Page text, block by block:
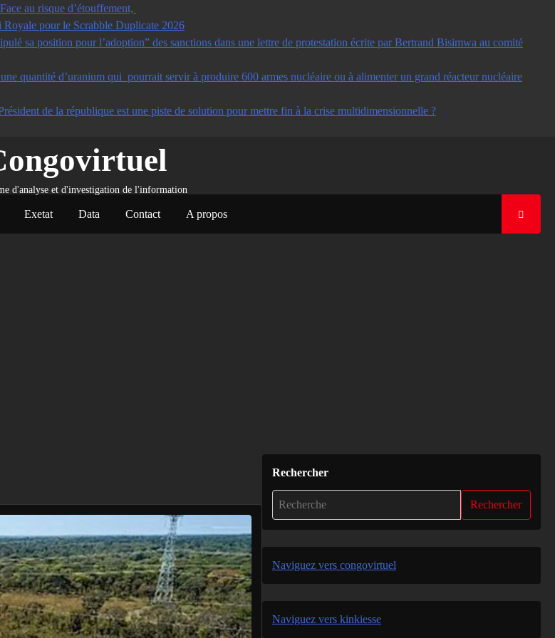
au risque d’étouffement,
pour le Scrabble Duplicate 2026
sa position pour l’adoption” des sanctions dans une lettre de protestation écrite par Bertrand Bisimwa au comité
quantité d’uranium qui pourrait servir à produire 600 armes nucléaire ou à alimenter un grand réacteur nucléaire
de la république est une piste de solution pour mettre fin à la crise multidimensionnelle ?
d'analyse et d'investigation de l'information
Exetat Data Contact A propos
Rechercher
Rechercher
Naviguez vers congovirtuel
Naviguez vers kinkiesse